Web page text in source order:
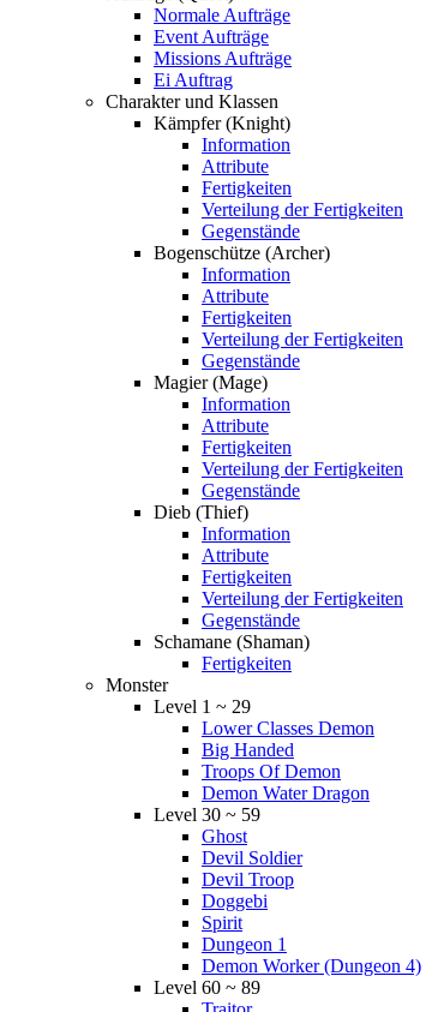
Normale Aufträge
Event Aufträge
Missions Aufträge
Ei Auftrag
Charakter und Klassen
Kämpfer (Knight)
Information
Attribute
Fertigkeiten
Verteilung der Fertigkeiten
Gegenstände
Bogenschütze (Archer)
Information
Attribute
Fertigkeiten
Verteilung der Fertigkeiten
Gegenstände
Magier (Mage)
Information
Attribute
Fertigkeiten
Verteilung der Fertigkeiten
Gegenstände
Dieb (Thief)
Information
Attribute
Fertigkeiten
Verteilung der Fertigkeiten
Gegenstände
Schamane (Shaman)
Fertigkeiten
Monster
Level 1 ~ 29
Lower Classes Demon
Big Handed
Troops Of Demon
Demon Water Dragon
Level 30 ~ 59
Ghost
Devil Soldier
Devil Troop
Doggebi
Spirit
Dungeon 1
Demon Worker (Dungeon 4)
Level 60 ~ 89